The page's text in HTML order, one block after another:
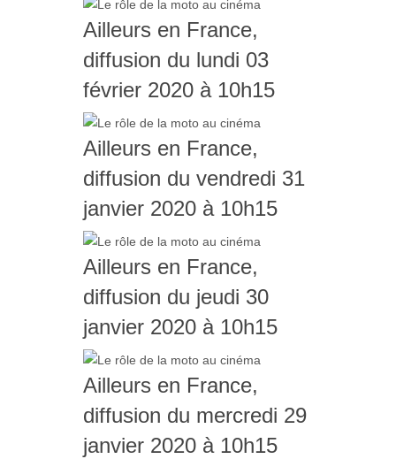
Ailleurs en France,
diffusion du lundi 03
février 2020 à 10h15
Ailleurs en France,
diffusion du vendredi 31
janvier 2020 à 10h15
Ailleurs en France,
diffusion du jeudi 30
janvier 2020 à 10h15
Ailleurs en France,
diffusion du mercredi 29
janvier 2020 à 10h15